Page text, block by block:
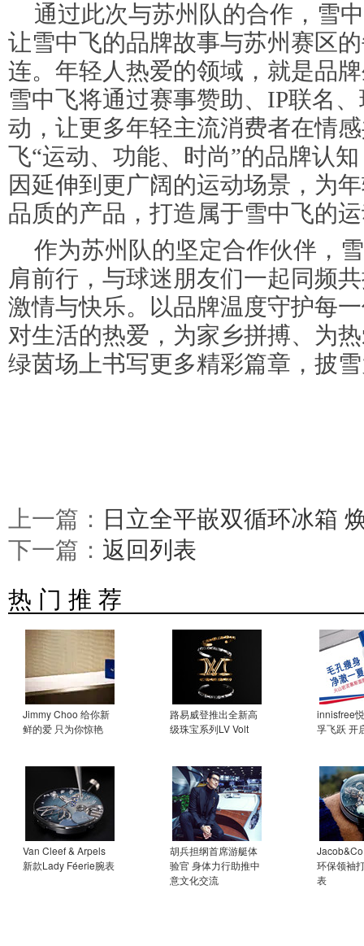
通过此次与苏州队的合作，雪
让雪中飞的品牌故事与苏州赛区
连。年轻人热爱的领域，就是品
雪中飞将通过赛事赞助、IP联名
动，让更多年轻主流消费者在情
飞“运动、功能、时尚”的品牌认
因延伸到更广阔的运动场景，为
品质的产品，打造属于雪中飞的
作为苏州队的坚定合作伙伴，
肩前行，与球迷朋友们一起同频
激情与快乐。以品牌温度守护每
对生活的热爱，为家乡拼搏、为
绿茵场上书写更多精彩篇章，披
上一篇： 日立全平嵌双循环冰箱
下一篇： 返回列表
热 门 推 荐
Jimmy Choo 给你新
鲜的爱 只为你惊艳
路易威登推出全新高
级珠宝系列LV Volt
innisfree
孚飞跃 开
Van Cleef & Arpels
新款Lady Féerie腕表
胡兵担纲首席游艇体
验官 身体力行助推中
意文化交流
环保领袖
表